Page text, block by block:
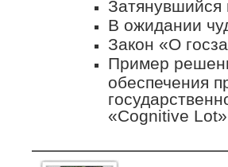
Затянувшийся
В ожидании
Закон «О
Пример
обеспечения
«Cognitive Lot»